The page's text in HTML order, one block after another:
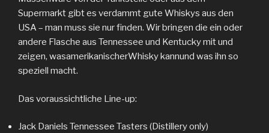
Supermarkt gibt es verdammt gute Whiskys aus den
USA – man muss sie nur finden. Wir bringen die ein oder
andere Flasche aus Tennessee und Kentucky mit und
zeigen, wasamerikanischerWhisky kannund was ihn so
speziell macht.
Das voraussichtliche Line-up:
Jack Daniels Tennessee Tasters (Distillery only)